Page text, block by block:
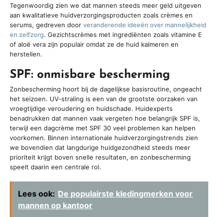
Tegenwoordig zien we dat mannen steeds meer geld uitgeven
aan kwalitatieve huidverzorgingsproducten zoals crèmes en
serums, gedreven door veranderende ideeën over mannelijkheid
en zelfzorg. Gezichtscrèmes met ingrediënten zoals vitamine E
of aloë vera zijn populair omdat ze de huid kalmeren en
herstellen.
SPF: onmisbare bescherming
Zonbescherming hoort bij de dagelijkse basisroutine, ongeacht
het seizoen. UV‑straling is een van de grootste oorzaken van
vroegtijdige veroudering en huidschade. Huidexperts
benadrukken dat mannen vaak vergeten hoe belangrijk SPF is,
terwijl een dagcrème met SPF 30 veel problemen kan helpen
voorkomen. Binnen internationale huidverzorgingstrends zien
we bovendien dat langdurige huidgezondheid steeds meer
prioriteit krijgt boven snelle resultaten, en zonbescherming
speelt daarin een centrale rol.
Lees ook: De populairste kledingmerken voor
mannen op kantoor